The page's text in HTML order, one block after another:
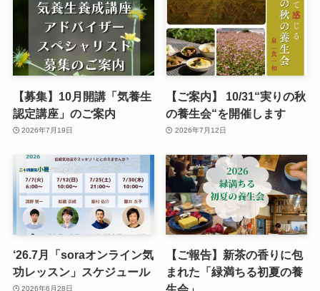
【募集】10月開講「気養生
認定講座」のご案内
2026年7月19日
【ご案内】 10/31“実りの秋
の養生会“を開催します
2026年7月12日
‘26.7月「soraオンライン気
功レッスン」スケジュール
2026年6月28日
【ご報告】新茶の香りに包
まれた「緑満ちる初夏の養